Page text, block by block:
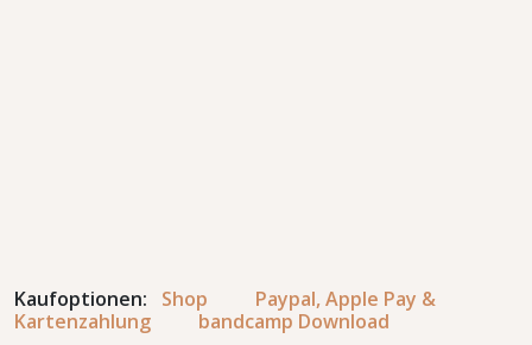
Kaufoptionen: Shop
Paypal, Apple Pay &
Kartenzahlung bandcamp Download